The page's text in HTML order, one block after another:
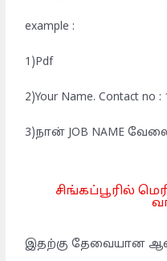
example :
1)Pdf
2)Your Name. Contact no :
3)நான் JOB NAME
சிங்கப்பூரில்
இதற்கு தேவையான